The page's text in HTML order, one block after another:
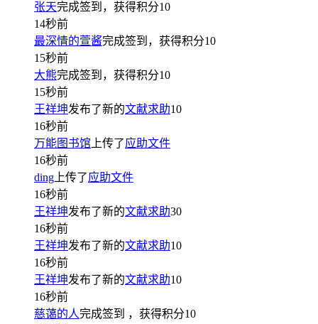
张天完成签到，获得积分10
14秒前
最深情的萱酱完成签到，获得积分10
15秒前
大熊完成签到，获得积分10
15秒前
王祥坤发布了新的文献求助10
16秒前
万能图书馆 上传了应助文件
16秒前
ding 上传了应助文件
16秒前
王祥坤发布了新的文献求助30
16秒前
王祥坤发布了新的文献求助10
16秒前
王祥坤发布了新的文献求助10
16秒前
慈蔼的人完成签到 ，获得积分10